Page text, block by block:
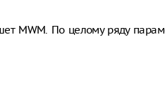
MWM. По целому ряду